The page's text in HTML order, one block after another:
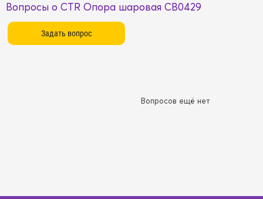
Вопросы о CTR Опора шаровая CB0429
Вопросов ещё нет